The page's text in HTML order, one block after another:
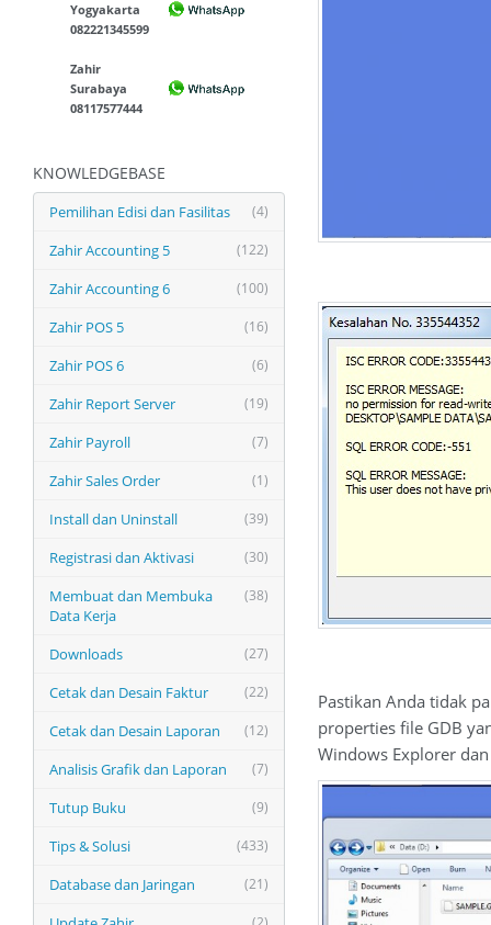
Yogyakarta
082221345599
Zahir
Surabaya
08117577444
KNOWLEDGEBASE
(4)
Pemilihan Edisi dan Fasilitas
(122)
Zahir Accounting 5
(100)
Zahir Accounting 6
(16)
Zahir POS 5
(6)
Zahir POS 6
(19)
Zahir Report Server
(7)
Zahir Payroll
(1)
Zahir Sales Order
(39)
Install dan Uninstall
(30)
Registrasi dan Aktivasi
(38)
Membuat dan Membuka
Data Kerja
(27)
Downloads
(22)
Cetak dan Desain Faktur
(12)
Cetak dan Desain Laporan
(7)
Analisis Grafik dan Laporan
(9)
Tutup Buku
(433)
Tips & Solusi
(21)
Database dan Jaringan
Pastikan Anda tidak
properties file GDB
Windows Explorer